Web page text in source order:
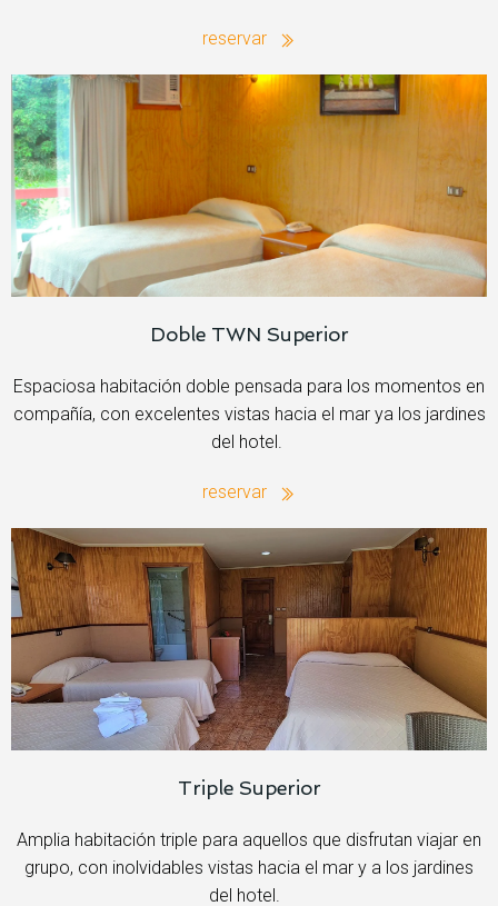
reservar
Doble TWN Superior
Espaciosa habitación doble pensada para los momentos en
compañía, con excelentes vistas hacia el mar ya los jardines
del hotel.
reservar
Triple Superior
Amplia habitación triple para aquellos que disfrutan viajar en
grupo, con inolvidables vistas hacia el mar y a los jardines
del hotel.